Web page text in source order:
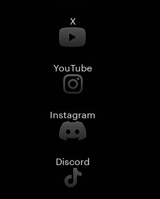
X
YouTube
Instagram
Discord